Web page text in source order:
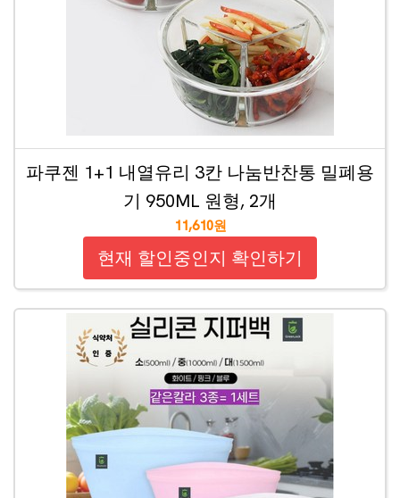
파쿠젠 1+1 내열유리 3칸 나눔반찬통 밀폐용
기 950ML 원형, 2개
11,610원
현재 할인중인지 확인하기